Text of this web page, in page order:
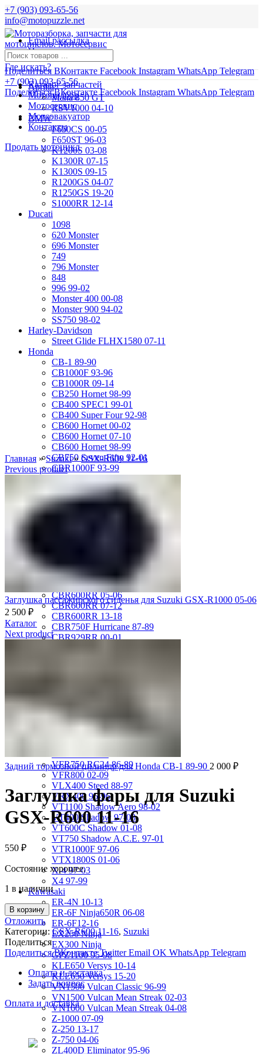
+7 (903) 093-65-56
info@motopuzzle.net
Email рассылка
Новости
Поделиться ВКонтакте Facebook Instagram WhatsApp Telegram
+7 (903) 093-65-56
Поделиться ВКонтакте Facebook Instagram WhatsApp Telegram
Где искать?
Aprilia
Mana 850 GT
RSV1000 04-10
BMW
F650CS 00-05
F650ST 96-03
K1200S 03-08
K1300R 07-15
K1300S 09-15
R1200GS 04-07
R1250GS 19-20
S1000RR 12-14
Ducati
1098
620 Monster
696 Monster
749
796 Monster
848
996 99-02
Monster 400 00-08
Monster 900 94-02
SS750 98-02
Harley-Davidson
Street Glide FLHX1580 07-11
Honda
CB-1 89-90
CB1000F 93-96
CB1000R 09-14
CB250 Hornet 98-99
CB400 SPEC1 99-01
CB400 Super Four 92-98
CB600 Hornet 00-02
CB600 Hornet 07-10
CB600 Hornet 98-99
CB750 Seven Fifty 92-01
CBR1000F 93-99
CBR1000RR 06-07
CBR1000RR 08-11
CBR1100XX 01-07
CBR600F4 PC35 99-00
CBR600F4i PC35 01-06
CBR600RR 03-04
CBR600RR 05-06
CBR600RR 07-12
CBR600RR 13-18
CBR750F Hurricane 87-89
CBR929RR 00-01
VF1000R 84-86
VF750 Super Magna 87-89
VF750F Interceptor 82-85
VFR750 RC24 86-89
VFR800 02-09
VLX400 Steed 88-97
VRX400 95-96
VT1100 Shadow Aero 98-02
VT400 Shadow 97-08
VT600C Shadow 01-08
VT750 Shadow A.C.E. 97-01
VTR1000F 97-06
VTX1800S 01-06
X-4 97-03
X4 97-99
Kawasaki
ER-4N 10-13
ER-6F Ninja650R 06-08
ER-6F12-16
EX250 Ninja
EX300 Ninja
GPZ1100 95-98
KLE650 Versys 10-14
KLE650 Versys 15-20
VN1500 Vulcan Classic 96-99
VN1500 Vulcan Mean Streak 02-03
VN1600 Vulcan Mean Streak 04-08
Z-1000 07-09
Z-250 13-17
Z-750 04-06
ZL400D Eliminator 95-96
Каталог запчастей
Мотоподбор
Мотосервис
Мотоэвакуатор
Контакты
Продать мотоцикл
Главная »Suzuki» GSX-R600 11-16
Previous product
Заглушка пассажирского сиденья для Suzuki GSX-R1000 05-06
2 500 ₽
Каталог
Next product
Задний тормозной цилиндр для Honda CB-1 89-90 2 000 ₽
Заглушка фары для Suzuki
GSX-R600 11-16
550 ₽
Состояние хорошее.
1 в наличии
В корзину
Отложить
Категории:GSX-R600 11-16, Suzuki
Поделиться
Поделиться ВКонтакте Twitter Email OK WhatsApp Telegram
Оплата и доставка
Задать вопрос
Оплата и доставка